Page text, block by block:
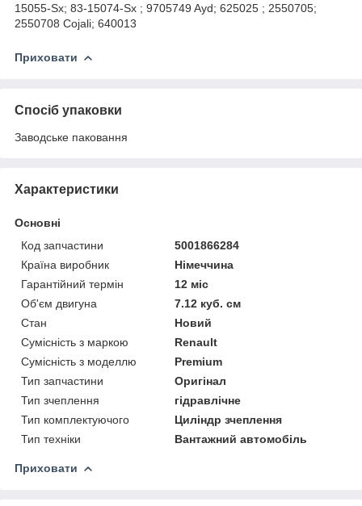
15055-Sx; 83-15074-Sx ; 9705749 Ayd; 625025 ; 2550705;
2550708 Cojali; 640013
Приховати
Спосіб упаковки
Заводське паковання
Характеристики
Основні
Код запчастини
5001866284
Країна виробник
Німеччина
Гарантійний термін
12 міс
Об'єм двигуна
7.12 куб. см
Стан
Новий
Сумісність з маркою
Renault
Сумісність з моделлю
Premium
Тип запчастини
Оригінал
Тип зчеплення
гідравлічне
Тип комплектуючого
Циліндр зчеплення
Тип техніки
Вантажний автомобіль
Приховати